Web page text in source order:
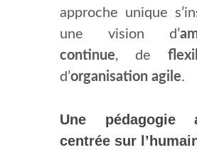
approche unique
une vision d’
continue, de
d’organisation agile.
Une pédagogie
centrée sur